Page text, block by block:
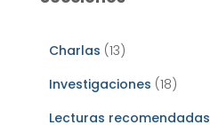
Charlas (13)
Investigaciones (18)
Lecturas recomendadas